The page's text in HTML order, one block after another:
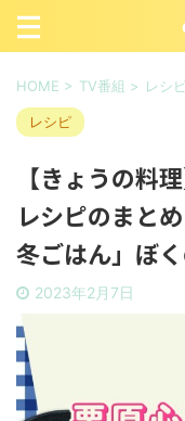
HOME > TV番組 > レシ
レシピ
【きょうの料
レシピのまと
冬ごはん」ぼ
2023年2月7日